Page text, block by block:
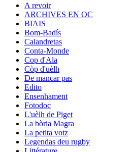
A revoir
ARCHIVES EN OC
BIAIS
Bom-Badís
Calandretas
Conta-Monde
Cop d'Ala
Còp d'uèlh
De mancar pas
Edito
Ensenhament
Fotodoc
L'uèlh de Piget
La bòria Magra
La petita votz
Legendas deu rugby